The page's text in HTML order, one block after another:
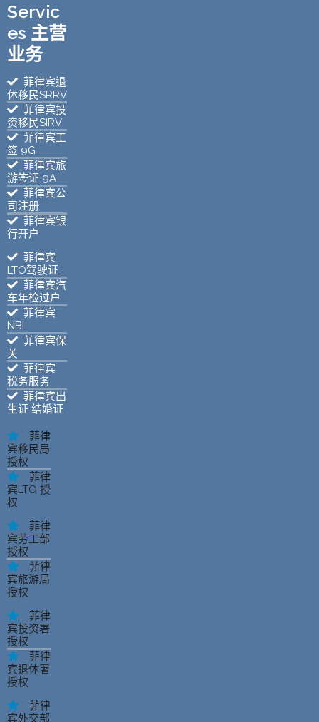
Servic
es 主营
业务
菲律宾退
休移民SRRV
菲律宾投
资移民SIRV
菲律宾工
签 9G
菲律宾旅
游签证 9A
菲律宾公
司注册
菲律宾银
行开户
菲律宾
LTO驾驶证
菲律宾汽
车年检过户
菲律宾
NBI
菲律宾保
关
菲律宾
税务服务
菲律宾出
生证 结婚证
菲律
宾移民局
授权
菲律
宾LTO 授
权
菲律
宾劳工部
授权
菲律
宾旅游局
授权
菲律
宾投资署
授权
菲律
宾退休署
授权
菲律
宾外交部